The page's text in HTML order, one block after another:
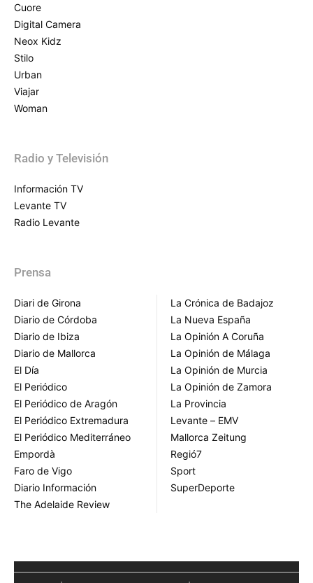
Cuore
Digital Camera
Neox Kidz
Stilo
Urban
Viajar
Woman
Radio y Televisión
Información TV
Levante TV
Radio Levante
Prensa
Diari de Girona
Diario de Córdoba
Diario de Ibiza
Diario de Mallorca
El Día
El Periódico
El Periódico de Aragón
El Periódico Extremadura
El Periódico Mediterráneo
Empordà
Faro de Vigo
Diario Información
The Adelaide Review
La Crónica de Badajoz
La Nueva España
La Opinión A Coruña
La Opinión de Málaga
La Opinión de Murcia
La Opinión de Zamora
La Provincia
Levante – EMV
Mallorca Zeitung
Regió7
Sport
SuperDeporte